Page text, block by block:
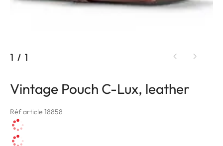
1 / 1
Vintage Pouch C-Lux, leather
Réf article 18858